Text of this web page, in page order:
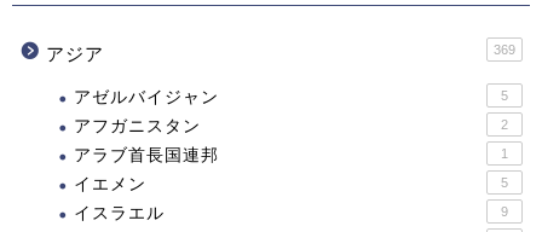
アジア 369
アゼルバイジャン 5
アフガニスタン 2
アラブ首長国連邦 1
イエメン 5
イスラエル 9